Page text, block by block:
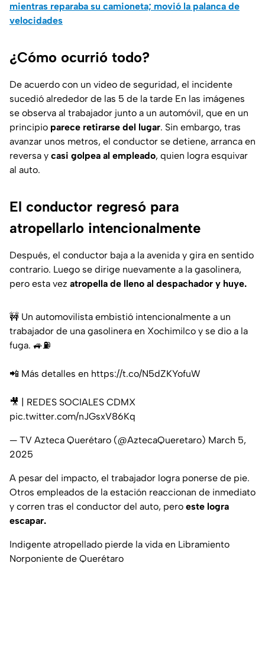
mientras reparaba su camioneta; movió la palanca de
velocidades
¿Cómo ocurrió todo?
De acuerdo con un video de seguridad, el incidente
sucedió alrededor de las 5 de la tarde En las imágenes
se observa al trabajador junto a un automóvil, que en un
principio parece retirarse del lugar. Sin embargo, tras
avanzar unos metros, el conductor se detiene, arranca en
reversa y casi golpea al empleado, quien logra esquivar
al auto.
El conductor regresó para
atropellarlo intencionalmente
Después, el conductor baja a la avenida y gira en sentido
contrario. Luego se dirige nuevamente a la gasolinera,
pero esta vez atropella de lleno al despachador y huye.
🚧 Un automovilista embistió intencionalmente a un
trabajador de una gasolinera en Xochimilco y se dio a la
fuga. 🚙⛽️
📲 Más detalles en https://t.co/N5dZKYofuW
🎥 | REDES SOCIALES CDMX
pic.twitter.com/nJGsxV86Kq
— TV Azteca Querétaro (@AztecaQueretaro) March 5,
2025
A pesar del impacto, el trabajador logra ponerse de pie.
Otros empleados de la estación reaccionan de inmediato
y corren tras el conductor del auto, pero este logra
escapar.
Indigente atropellado pierde la vida en Libramiento
Norponiente de Querétaro